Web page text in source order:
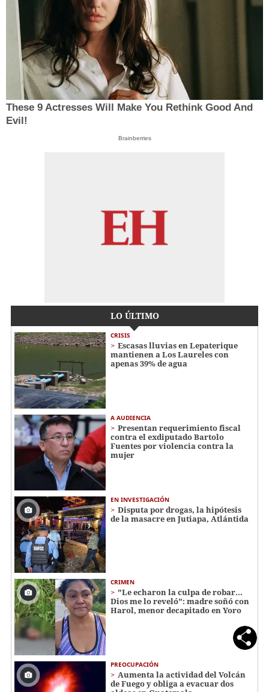
These 9 Actresses Will Make You Rethink Good And
Evil!
Brainberries
LO ÚLTIMO
CRISIS
Escasas lluvias en Lepaterique
mantienen a Los Laureles con
apenas 39% de agua
A AUDIENCIA
Presentan requerimiento fiscal
contra el exdiputado Bartolo
Fuentes por violencia contra la
mujer
EN INVESTIGACIÓN
Disputa por drogas, la hipótesis
de la masacre en Jutiapa, Atlántida
CRIMEN
"Le echaron la culpa de robar...
Dios me lo reveló": madre soñó con
Harol, menor decapitado en Yoro
PREOCUPACIÓN
Aumenta la actividad del Volcán
de Fuego y obliga a evacuar dos